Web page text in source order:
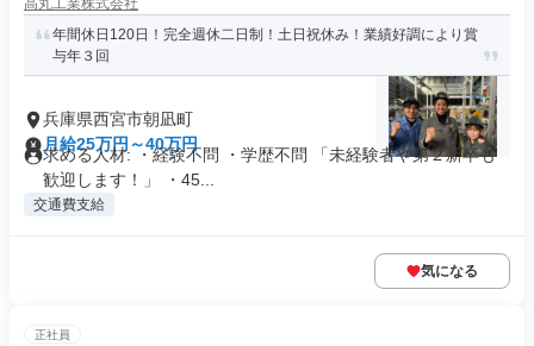
高丸工業株式会社
年間休日120日！完全週休二日制！土日祝休み！業績好調により賞
与年３回
兵庫県西宮市朝凪町
月給25万円～40万円
求める人材: ・経験不問 ・学歴不問 「未経験者や第２新卒も
歓迎します！」 ・45...
交通費支給
気になる
正社員